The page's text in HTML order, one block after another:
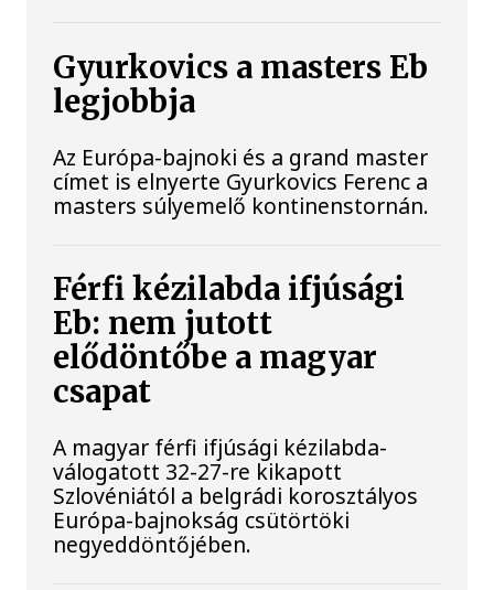
Gyurkovics a masters Eb
legjobbja
Az Európa-bajnoki és a grand master
címet is elnyerte Gyurkovics Ferenc a
masters súlyemelő kontinenstornán.
Férfi kézilabda ifjúsági
Eb: nem jutott
elődöntőbe a magyar
csapat
A magyar férfi ifjúsági kézilabda-
válogatott 32-27-re kikapott
Szlovéniától a belgrádi korosztályos
Európa-bajnokság csütörtöki
negyeddöntőjében.